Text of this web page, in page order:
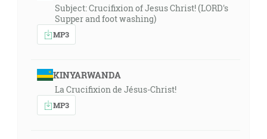
Subject: Crucifixion of Jesus Christ! (LORD's
Supper and foot washing)
MP3
KINYARWANDA
La Crucifixion de Jésus-Christ!
MP3